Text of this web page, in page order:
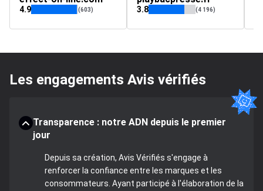
4.9 (603) 3.8 (4 196)
Les engagements Avis vérifiés
Transparence : notre ADN depuis le premier
jour
Depuis sa création, Avis Vérifiés s'engage à
renforcer la confiance entre les marques et les
consommateurs. Ayant participé à l'élaboration de la